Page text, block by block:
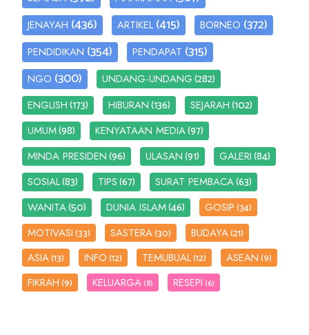
JENAYAH (436) ARTIKEL (415) BORNEO (372)
PENDIDIKAN (354) PENDAPAT (315)
NGO (300) UNDANG-UNDANG(282)
ENGLISH(173) HIBURAN(136) SEJARAH(102)
UMUM(98) KENYATAAN MEDIA(97)
MINDA PRESIDEN(96) ULASAN(91) GALERI(84)
SOSIAL(83) TIPS(67) SURAT PEMBACA(63)
WANITA(50) DUNIA ISLAM(46) GOSIP(34)
MOTIVASI(33) SASTERA(30) BUDAYA(21)
ASIA(13) INFO(12) TEMUBUAL(12) ASEAN(9)
FIKRAH(9) KELUARGA (8) RESEPI (6)